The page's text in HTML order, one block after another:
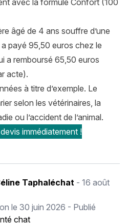
avec la formule Confort (100
âgé de 4 ans souffre d’une
payé 95,50 euros chez le
a remboursé 65,50 euros
acte).
à titre d’exemple. Le
selon les vétérinaires, la
ou l’accident de l’animal.
immédiatement !
Taphaléchat -16 août
le30 juin 2026 - Publié
chat